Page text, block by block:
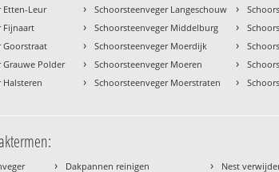
Etten-Leur
Fijnaart
Goorstraat
Grauwe Polder
Halsteren
› Schoorsteenveger Langeschouw
› Schoorsteenveger Middelburg
› Schoorsteenveger Moerdijk
› Schoorsteenveger Moeren
› Schoorsteenveger Moerstraten
›
›
›
›
›
› Dakpannen reinigen › Nest